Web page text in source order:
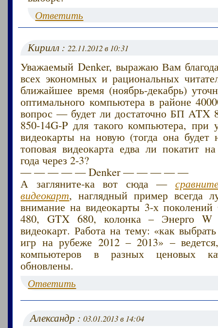
Ответить
Кирилл :22.11.2012 в 10:31
Уважаемый Denker, выражаю Вам
всех экономных и рациональных
ближайшее время (ноябрь-декабрь)
оптимального компьютера в районе
вопрос — будет ли достаточно БП ATX
850-14G-P для такого компьютера, при
видеокарты на новую (тогда она будет
топовая видеокарта едва ли покатит
года через 2-3?
— — — — — Denker — — — — —
А загляните-ка вот сюда —
видеокарт, наглядный пример всегда
внимание на видеокарты 3-х
480, GTX 680, колонка – Энерго W
видеокарт. Работа на тему: «как
игр на рубеже 2012 – 2013» –
компьютеров в разных ценовых
обновлены.
Ответить
Александр :03.01.2013 в 14:04